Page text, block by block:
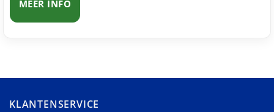
MEER INFO
KLANTENSERVICE